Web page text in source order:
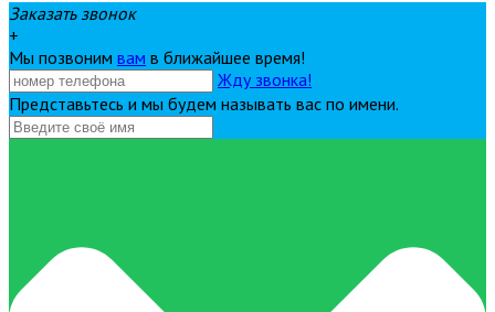
Заказать звонок
+
Мы позвоним вам в ближайшее время!
Жду звонка!
Представьтесь и мы будем называть вас по имени.